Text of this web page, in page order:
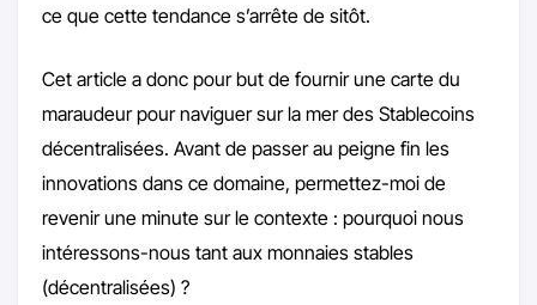
ce que cette tendance s’arrête de sitôt.
Cet article a donc pour but de fournir une carte du
maraudeur pour naviguer sur la mer des Stablecoins
décentralisées. Avant de passer au peigne fin les
innovations dans ce domaine, permettez-moi de
revenir une minute sur le contexte : pourquoi nous
intéressons-nous tant aux monnaies stables
(décentralisées) ?